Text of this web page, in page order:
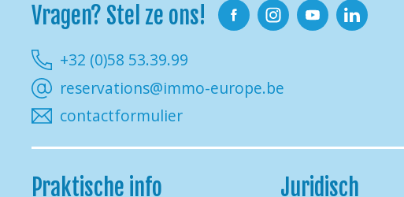
Vragen? Stel ze ons!
+32 (0)58 53.39.99
reservations@immo-europe.be
contactformulier
Praktische info Juridisch